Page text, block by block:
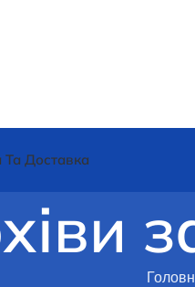
Та Доставка